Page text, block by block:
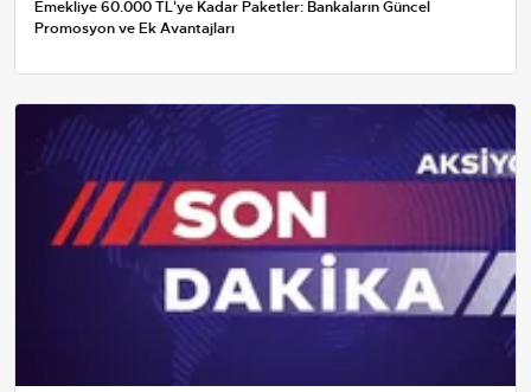
Emekliye 60.000 TL'ye Kadar Paketler: Bankaların Güncel
Promosyon ve Ek Avantajları